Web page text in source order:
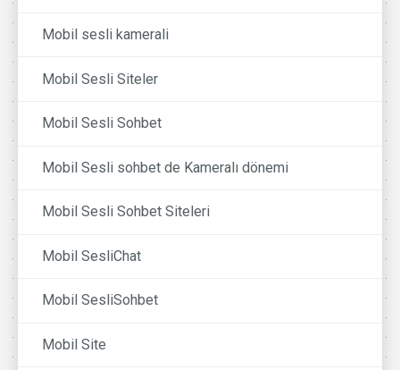
Mobil sesli kamerali
Mobil Sesli Siteler
Mobil Sesli Sohbet
Mobil Sesli sohbet de Kameralı dönemi
Mobil Sesli Sohbet Siteleri
Mobil SesliChat
Mobil SesliSohbet
Mobil Site